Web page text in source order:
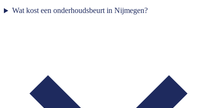
Wat kost een onderhoudsbeurt in Nijmegen?